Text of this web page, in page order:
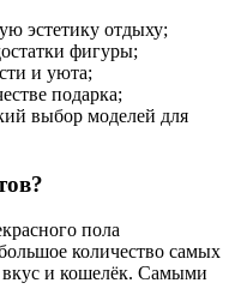
эстетику отдыху;
фигуры;
и уюта;
подарка;
выбор моделей для
пола
количество самых
и кошелёк. Самыми